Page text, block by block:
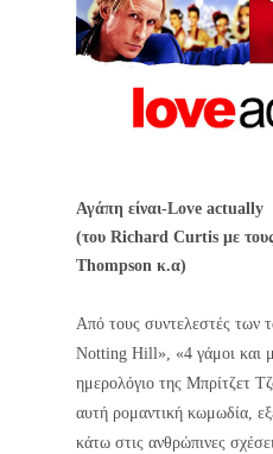
Αγάπη είναι-Love actually
(του Richard Curtis με
Thompson κ.α)
Από τους συντελεστές των
Notting Hill», «4 γάμοι και
ημερολόγιο της Μπρίτζετ
αυτή ρομαντική κωμωδία,
κάτω στις ανθρώπινες